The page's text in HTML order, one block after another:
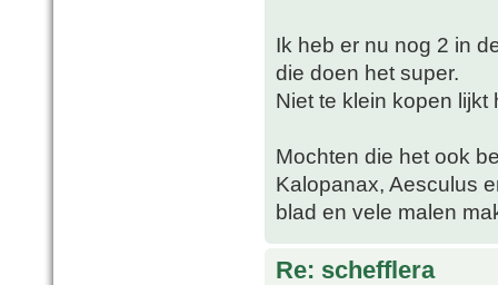
Ik heb er nu nog 2 in
die doen het super.
Niet te klein kopen
Mochten die het ook
Kalopanax, Aesculus
blad en vele malen
Re: schefflera